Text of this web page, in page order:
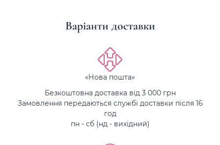
Варіанти доставки
«Нова пошта»
Безкоштовна доставка від 3 000 грн
Замовлення передаються службі доставки після 16
год
пн - сб (нд - вихідний)